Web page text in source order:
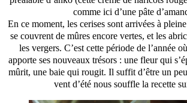
comme ici d’une pâte
En ce moment, les cerises sont arrivées à
se couvrent de mûres encore vertes, et les
les vergers. C’est cette période de l’année
apporte ses nouveaux trésors : une fleur qui
mûrit, une baie qui rougit. Il suffit d’être un
vent d’été nous souffle la recette